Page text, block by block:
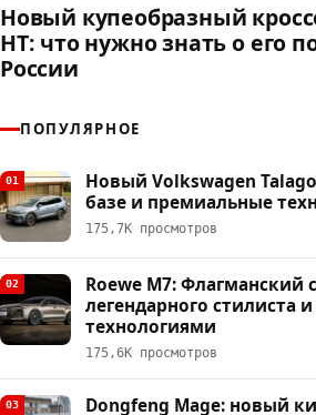
Новый купеобразный
HT: что нужно знать о его
России
ПОПУЛЯРНОЕ
01
Новый Volkswagen
базе и премиальные
175,7К просмотров
02
Roewe M7: Флагманский
легендарного стилиста
технологиями
175,6К просмотров
03
Dongfeng Mage: новый